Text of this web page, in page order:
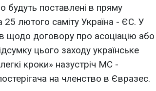
будуть поставлені в пряму
25 лютого саміту Україна - ЄС. У
щодо договору про асоціацію або
цього заходу українське
кроки» назустріч МС -
на членство в Євразес.